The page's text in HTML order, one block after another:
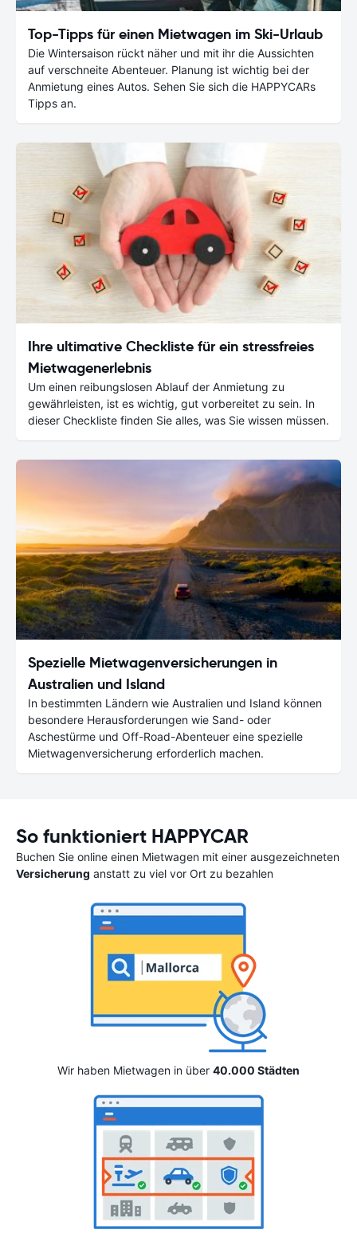
Top-Tipps für einen Mietwagen im Ski-Urlaub
Die Wintersaison rückt näher und mit ihr die Aussichten
auf verschneite Abenteuer. Planung ist wichtig bei der
Anmietung eines Autos. Sehen Sie sich die HAPPYCARs
Tipps an.
Ihre ultimative Checkliste für ein stressfreies
Mietwagenerlebnis
Um einen reibungslosen Ablauf der Anmietung zu
gewährleisten, ist es wichtig, gut vorbereitet zu sein. In
dieser Checkliste finden Sie alles, was Sie wissen müssen.
Spezielle Mietwagenversicherungen in
Australien und Island
In bestimmten Ländern wie Australien und Island können
besondere Herausforderungen wie Sand- oder
Aschestürme und Off-Road-Abenteuer eine spezielle
Mietwagenversicherung erforderlich machen.
So funktioniert HAPPYCAR
Buchen Sie online einen Mietwagen mit einer ausgezeichneten
Versicherung anstatt zu viel vor Ort zu bezahlen
Wir haben Mietwagen in über 40.000 Städten